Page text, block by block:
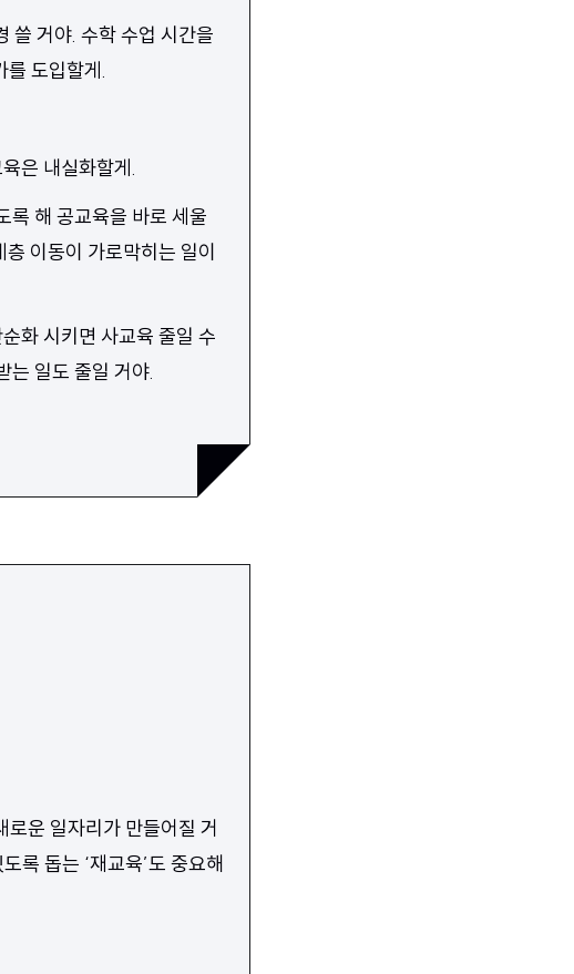
쓸 거야. 수학 수업 시간을
를 도입할게.
은 내실화할게.
록 해 공교육을 바로 세울
이동이 가로막히는 일이
화 시키면 사교육 줄일 수
는 일도 줄일 거야.
로운 일자리가 만들어질 거
록 돕는 ‘재교육’도 중요해